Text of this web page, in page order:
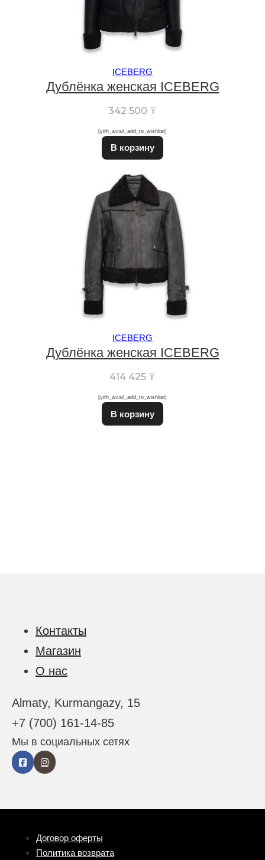
ICEBERG
Дублёнка женская ICEBERG
342 500 ₸
[yith_wcwl_add_to_wishlist]
В корзину Этот товар имеет
ICEBERG
Дублёнка женская ICEBERG
414 425 ₸
[yith_wcwl_add_to_wishlist]
В корзину Этот товар имеет
Контакты
Магазин
О нас
Almaty, Kurmangazy, 15
+7 (700) 161-14-85
Мы в социальных сетях
Договор оферты
Политика возврата